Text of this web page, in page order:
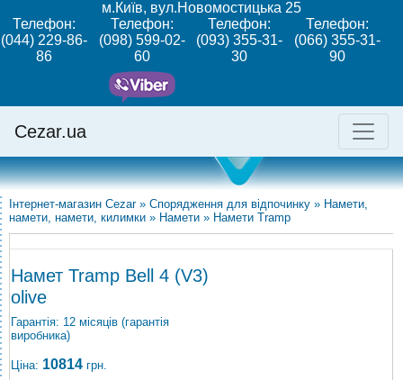
м.Київ, вул.Новомостицька 25
Телефон:
(044) 229-86-
86
Телефон:
(098) 599-02-
60
Телефон:
(093) 355-31-
30
Телефон:
(066) 355-31-
90
Cezar.ua
Інтернет-магазин Cezar » Спорядження для відпочинку » Намети,
намети, намети, килимки » Намети » Намети Tramp
Намет Tramp Bell 4 (V3)
olive
Гарантія: 12 місяців (гарантія
виробника)
Ціна: 10814 грн.